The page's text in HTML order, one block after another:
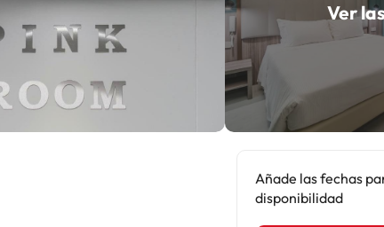
Ver
Añade las fechas
disponibilidad